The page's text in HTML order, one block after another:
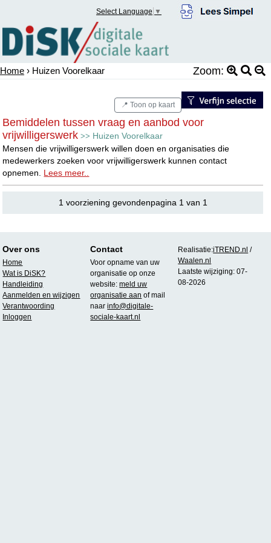
Select Language ▼
Home › Huizen Voorelkaar Zoom:
📍 Toon op kaart
Bemiddelen tussen vraag en aanbod voor
vrijwilligerswerk >> Huizen Voorelkaar
Mensen die vrijwilligerswerk willen doen en organisaties die
medewerkers zoeken voor vrijwilligerswerk kunnen contact
opnemen. Lees meer..
1 voorziening gevondenpagina 1 van 1
Over ons
Home
Wat is DiSK?
Handleiding
Aanmelden en wijzigen
Verantwoording
Inloggen
Contact
Voor opname van uw
organisatie op onze
website:meld uw
organisatie aan of mail
naarinfo@digitale-
sociale-kaart.nl
Realisatie:iTREND.nl /
Waalen.nl
Laatste wijziging: 07-
08-2026